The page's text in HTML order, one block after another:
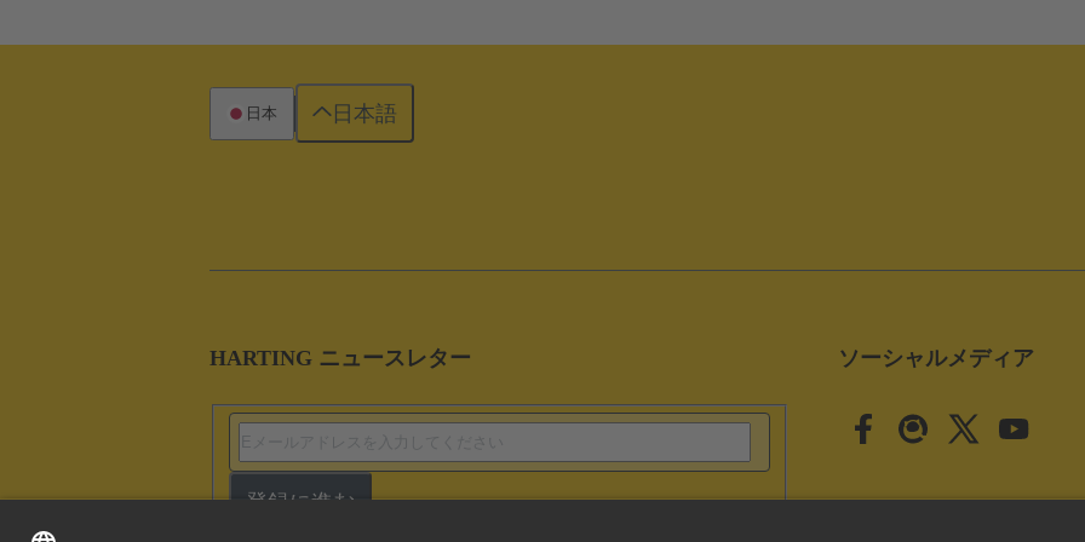
HARTING ニュースレター
登録に進む
ソーシャルメディア
日本 日本語